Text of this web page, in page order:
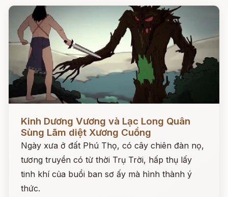
Kinh Dương Vương và Lạc Long Quân
Sùng Lãm diệt Xương Cuồng
Ngày xưa ở đất Phú Thọ, có cây chiên đàn nọ,
tương truyền có từ thời Trụ Trời, hấp thụ lấy
tinh khí của buổi ban sơ ấy mà hình thành ý
thức.